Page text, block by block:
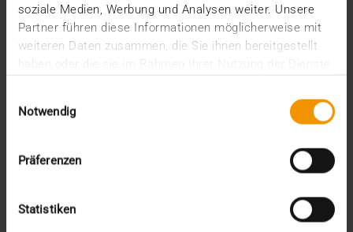
soziale Medien, Werbung und Analysen weiter. Unsere
Partner führen diese Informationen möglicherweise mit
weiteren Daten zusammen, die Sie ihnen bereitgestellt
Notwendig
Präferenzen
Statistiken
Kategorien
Kolumne
Presse
Stories